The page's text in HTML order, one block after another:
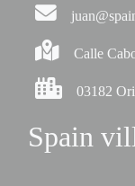
Calle
03182
Spain